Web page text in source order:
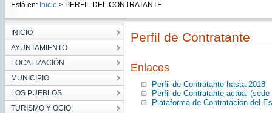
Está en: Inicio > PERFIL DEL CONTRATANTE
INICIO
AYUNTAMIENTO
LOCALIZACIÓN
MUNICIPIO
LOS PUEBLOS
TURISMO Y OCIO
Perfil de Contratante
Enlaces
Perfil de Contratante hasta 2018
Perfil de Contratante actual (sede
Plataforma de Contratación del